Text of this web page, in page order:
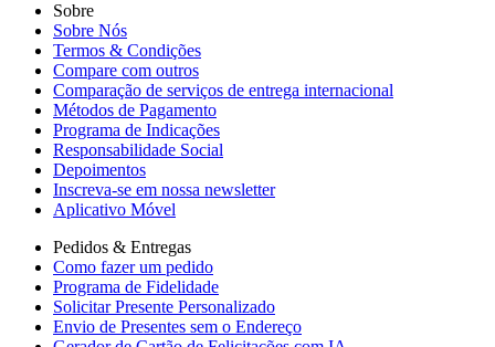
Sobre
Sobre Nós
Termos & Condições
Compare com outros
Comparação de serviços de entrega internacional
Métodos de Pagamento
Programa de Indicações
Responsabilidade Social
Depoimentos
Inscreva-se em nossa newsletter
Aplicativo Móvel
Pedidos & Entregas
Como fazer um pedido
Programa de Fidelidade
Solicitar Presente Personalizado
Envio de Presentes sem o Endereço